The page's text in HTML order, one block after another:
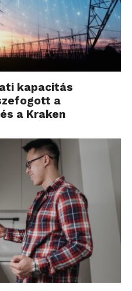
kapacitás
a
a Kraken